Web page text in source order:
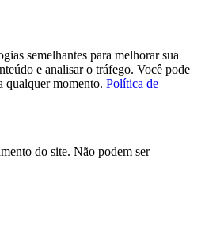
semelhantes para melhorar sua
e analisar o tráfego. Você pode
qualquer momento. Política de
do site. Não podem ser